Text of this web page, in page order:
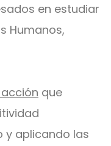
en estudiar
Humanos,
que
y aplicando las